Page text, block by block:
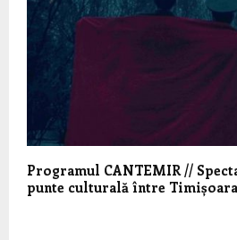
Programul CANTEMIR //
punte culturală între